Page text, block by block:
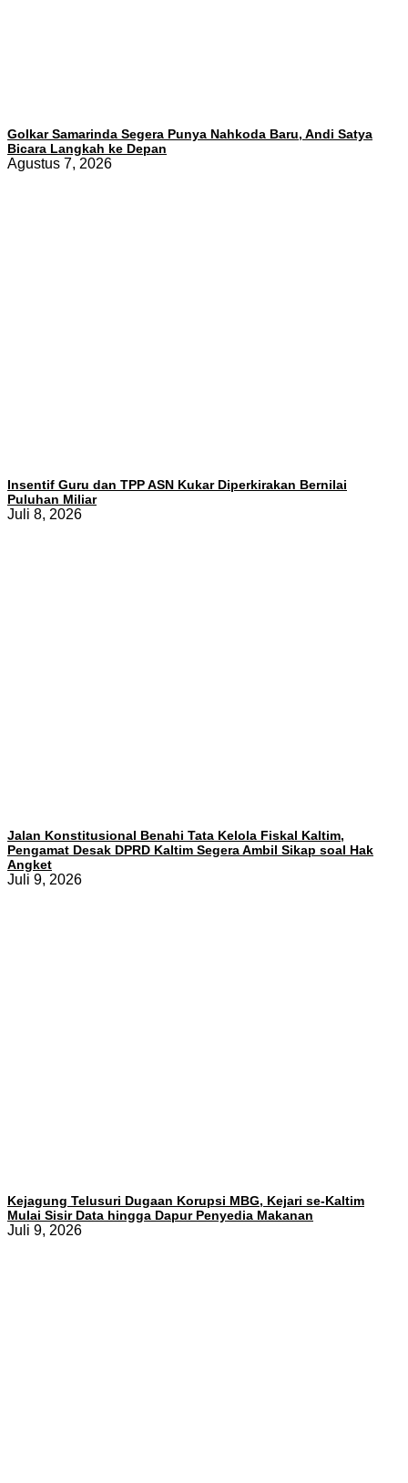
Golkar Samarinda Segera Punya Nahkoda Baru, Andi Satya
Bicara Langkah ke Depan
Agustus 7, 2026
Insentif Guru dan TPP ASN Kukar Diperkirakan Bernilai
Puluhan Miliar
Juli 8, 2026
Jalan Konstitusional Benahi Tata Kelola Fiskal Kaltim,
Pengamat Desak DPRD Kaltim Segera Ambil Sikap soal Hak
Angket
Juli 9, 2026
Kejagung Telusuri Dugaan Korupsi MBG, Kejari se-Kaltim
Mulai Sisir Data hingga Dapur Penyedia Makanan
Juli 9, 2026